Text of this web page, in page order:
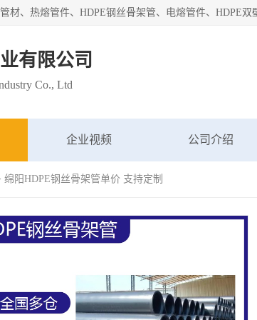
有限公司
Co., Ltd
企业视频 公司介绍
绵阳HDPE钢丝骨架管单价 支持定制